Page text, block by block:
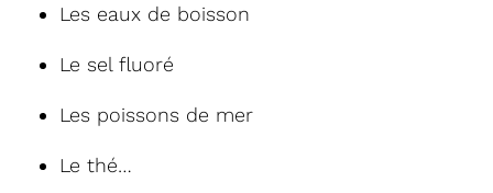
Les eaux de boisson
Le sel fluoré
Les poissons de mer
Le thé…